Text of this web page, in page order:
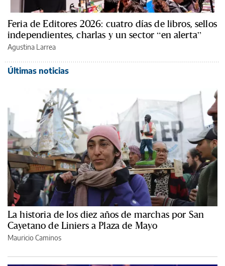
Feria de Editores 2026: cuatro días de libros, sellos
independientes, charlas y un sector “en alerta”
Agustina Larrea
Últimas noticias
La historia de los diez años de marchas por San
Cayetano de Liniers a Plaza de Mayo
Mauricio Caminos